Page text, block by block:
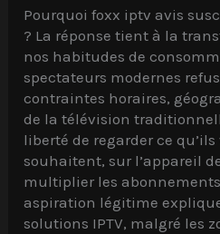
Pourquoi foxx iptv avis
? La réponse tient à la
nos habitudes de
spectateurs modernes
contraintes horaires,
de la télévision
liberté de regarder ce
souhaitent, sur l’appareil
multiplier les
aspiration légitime
solutions IPTV, malgré les